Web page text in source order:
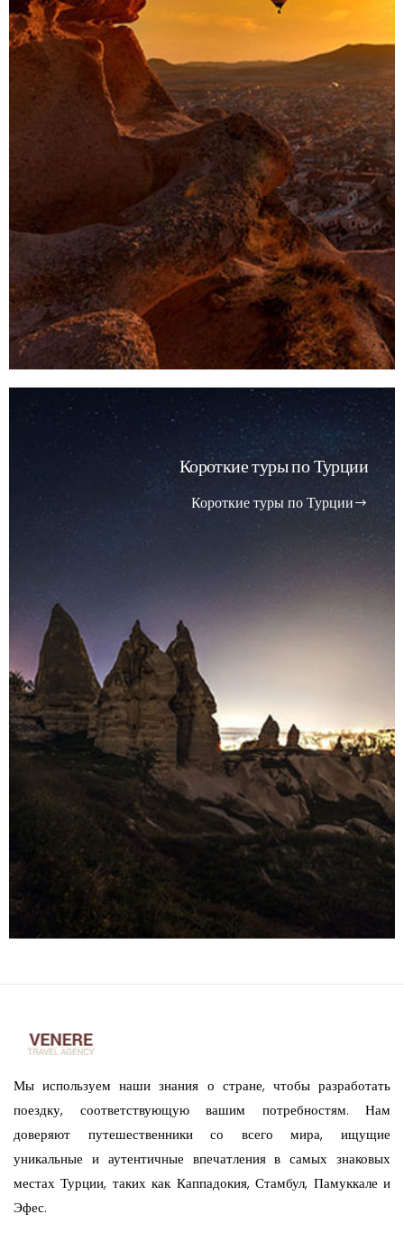
Короткие туры по Турции
Короткие туры по Турции
Мы используем наши знания о стране, чтобы разработать
поездку, соответствующую вашим потребностям. Нам
доверяют путешественники со всего мира, ищущие
уникальные и аутентичные впечатления в самых знаковых
местах Турции, таких как Каппадокия, Стамбул, Памуккале и
Эфес.